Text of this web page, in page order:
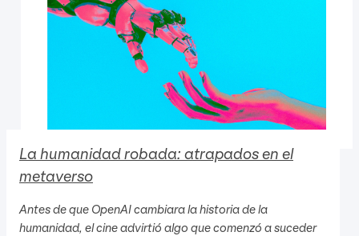
La humanidad robada: atrapados en el
metaverso
Antes de que OpenAI cambiara la historia de la
humanidad, el cine advirtió algo que comenzó a suceder